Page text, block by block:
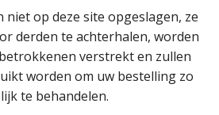
niet op deze site opgeslagen, ze
derden te achterhalen, worden
verstrekt en zullen
worden om uw bestelling zo
te behandelen.